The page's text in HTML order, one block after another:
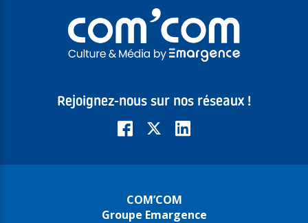
Rejoignez-nous sur nos réseaux !
COM’COM
Groupe Emargence